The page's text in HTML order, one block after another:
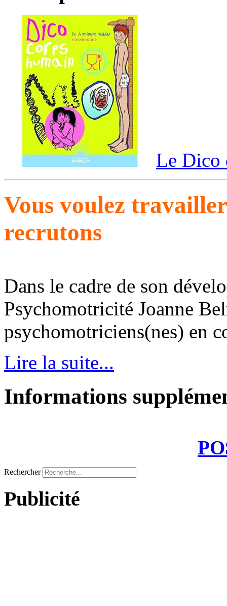
Le Dico
Vous voulez
recrutons
Dans le cadre de son
Psychomotricité Joanne
psychomotriciens(nes) en
Lire la suite...
Informations
Rechercher
Publicité